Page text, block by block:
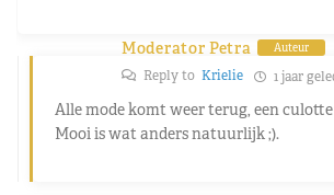
Moderator Petra Auteur
Reply to Krielie 1 jaar
Alle mode komt weer terug, een
Mooi is wat anders natuurlijk ;).